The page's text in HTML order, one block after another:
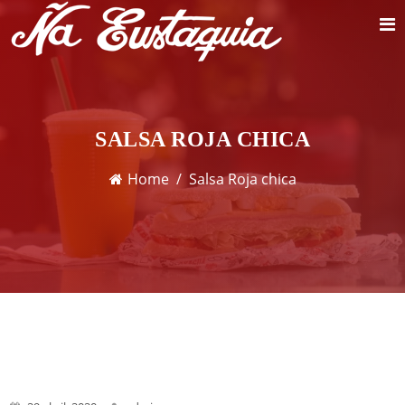
SALSA ROJA CHICA
Home Salsa Roja chica